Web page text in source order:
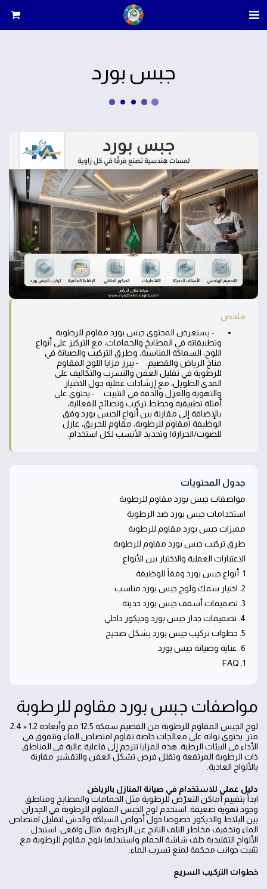
جبس بورد
ملخص
- يستعرض المحتوى جبس بورد مقاوم للرطوبة
وتطبيقاته في المطابخ والحمامات، مع التركيز على أنواع
اللوح، السماكة المناسبة، وطرق التركيب والصيانة في
مناخ الرياض والقصيم. - يبرز مزايا اللوح المقاوم
للرطوبة في تقليل العفن والتسرب والتكاليف على
المدى الطويل، مع إرشادات عملية حول الاختيار
والتهوية والعزل والدقة في التثبيت. - يحتوي على
أمثلة تطبيقية وخطط تركيب ونصائح للفعالية،
بالإضافة إلى مقارنة بين أنواع الجبس بورد وفق
الوظيفة (مقاوم للرطوبة، مقاوم للحريق، عازل
للصوت/الحرارة) وتحديد الأنسب لكل استخدام.
جدول المحتويات
مواصفات جبس بورد مقاوم للرطوبة
استخدامات جبس بورد ضد الرطوبة
مميزات جبس بورد مقاوم للرطوبة
طرق تركيب جبس بورد مقاوم للرطوبة
الاعتبارات العملية والاختيار بين الأنواع
1. أنواع جبس بورد وفقاً للوظيفة
2. اختيار سمك ولوح جبس بورد مناسب
3. تصميمات أسقف جبس بورد حديثة
4. تصميمات جدار جبس بورد وديكور داخلي
5. خطوات تركيب جبس بورد بشكل صحيح
6. عناية وصيانة جبس بورد
1. FAQ
مواصفات جبس بورد مقاوم للرطوبة
لوح الجبس المقاوم للرطوبة من القصيم سمكه 12.5 مم وأبعاده 1.2 × 2.4
متر. يحتوي نواته على معالجات خاصة تقاوم امتصاص الماء وتتفوق في
الأداء في البيئات الرطبة. هذه المزايا تترجم إلى فاعلية عالية في المناطق
ذات الرطوبة المرتفعة وتقلل فرص تشكل العفن والتقشير مقارنة
بالألواح العادية.
دليل عملي للاستخدام في صيانة المنازل بالرياض
ابدأ بتقييم أماكن التعرّض للرطوبة مثل الحمامات والمطابخ ومناطق
وجود تهوية ضعيفة. استخدم لوح الجبس المقاوم للرطوبة في الجدران
بين البلاط والديكور خصوصا حول أحواض السباكة والدش لتقليل امتصاص
الماء وتخفيف مخاطر التلف الناتج عن الرطوبة. مثال واقعي: استبدل
الألواح التقليدية خلف شاشة الحمام واستبدلها بلوح مقاوم للرطوبة مع
تثبيت جوانب محكمة لمنع تسرب الماء.
خطوات التركيب السريع